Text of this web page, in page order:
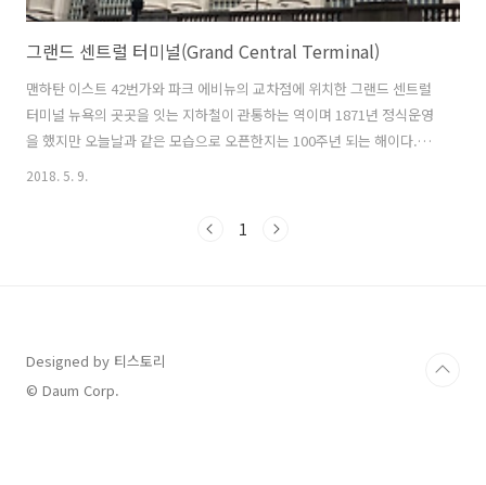
그랜드 센트럴 터미널(Grand Central Terminal)
맨하탄 이스트 42번가와 파크 에비뉴의 교차점에 위치한 그랜드 센트럴
터미널 뉴욕의 곳곳을 잇는 지하철이 관통하는 역이며 1871년 정식운영
을 했지만 오늘날과 같은 모습으로 오픈한지는 100주년 되는 해이다.
(2018년 기준 105년) 철도가 번성했던 20세기 초에는 모든 열차와 사람
격적인 자동차 시대가 열렸고 철도는 점차 쇄퇴했다 그러나 아직도 철도
2018. 5. 9.
1
Designed by 티스토리
© Daum Corp.